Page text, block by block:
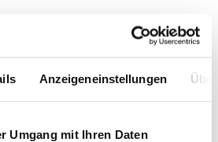
Anzeigeneinstellungen
Umgang mit Ihren Daten